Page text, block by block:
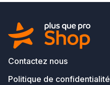
Contactez nous
Politique de confidentialité